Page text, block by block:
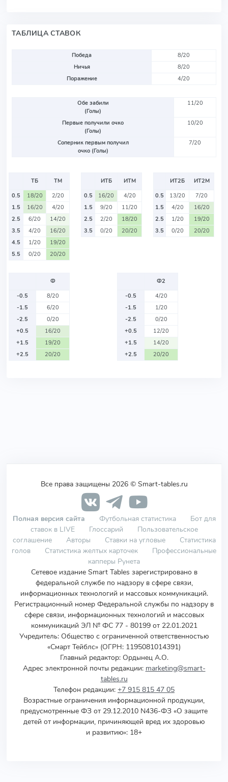
ТАБЛИЦА СТАВОК
Победа
8/20
Ничья
8/20
Поражение
4/20
Обе забили
(Голы)
11/20
Первые получили очко
(Голы)
10/20
Соперник первым получил
очко (Голы)
7/20
ТБ
ТМ
0.5
18/20
2/20
1.5
16/20
4/20
2.5
6/20
14/20
3.5
4/20
16/20
4.5
1/20
19/20
5.5
0/20 20/20
ИТБ
ИТМ
0.5
16/20
4/20
1.5
9/20
11/20
2.5
2/20
18/20
3.5
0/20 20/20
ИТ2Б
ИТ2М
0.5
13/20
7/20
1.5
4/20
16/20
2.5
1/20
19/20
3.5
0/20 20/20
Ф
-0.5
8/20
-1.5
6/20
-2.5
0/20
+0.5
16/20
+1.5
19/20
+2.5
20/20
Ф2
-0.5
4/20
-1.5
1/20
-2.5
0/20
+0.5
12/20
+1.5
14/20
+2.5
20/20
Все права защищены 2026 © Smart-tables.ru
Полная версия сайта Футбольная статистика
Бот для
ставок в LIVE
Глоссарий
Пользовательское
соглашение
Авторы Ставки на угловые
Статистика
голов
Статистика желтых карточек
Профессиональные
капперы Рунета
Сетевое издание Smart Tables зарегистрировано в
федеральной службе по надзору в сфере связи,
информационных технологий и массовых коммуникаций.
Регистрационный номер Федеральной службы по надзору в
сфере связи, информационных технологий и массовых
коммуникаций ЭЛ № ФС 77 - 80199 от 22.01.2021
Учредитель: Общество с ограниченной ответственностью
«Смарт Тейблс» (ОГРН: 1195081014391)
Главный редактор: Ордынец А.О.
Адрес электронной почты редакции: marketing@smart-
tables.ru
Телефон редакции: +7 915 815 47 05
Возрастные ограничения информационной продукции,
предусмотренные ФЗ от 29.12.2010 N436-ФЗ «О защите
детей от информации, причиняющей вред их здоровью
и развитию»: 18+